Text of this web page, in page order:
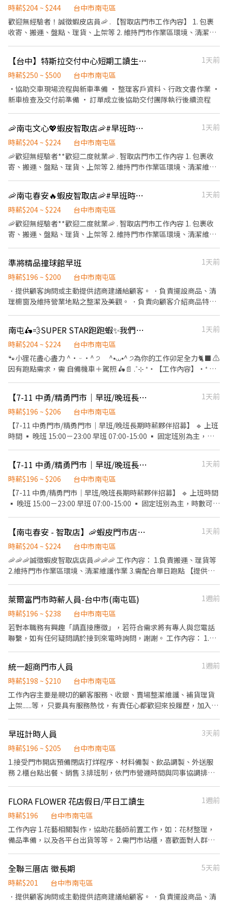
時薪$204 ~ $244
台中市南屯區
歡迎無經驗者！誠徵蝦皮店員🦐 . 【智取店門市工作內容】 1. 包裹
收寄、搬運、盤點、理貨、上架等 2. 維持門市作業區環境、清潔維
調整 5. 偶爾須配合鄰近有人店門市支援 . 【早班兼職】07:00-12:00
(早班彈性7:00-8:30間可到班~~ 下班時間也彈性延後) - 【晚班兼
職】17:30~18:30 至 22:30 以上需要選擇一個時段上✨ . 【薪資計
算】 💰早班時薪$196+$津貼=$204 / 💰晚班時薪$196+$津貼=$224 /
實習考核，皆有計薪 . 【休假制度】 排休制，兼職約一周排4-5天
(依照門市與個人可配合時段) . 📣快速應徵｜加賴 ID：@969playo
【台中】特斯拉交付中心短期工讀生/ 時薪$250起RFS 856
1天前
時薪$250 ~ $500
台中市南屯區
•協助交車現場流程與新車準備 • 整理客戶資料、行政文書作業 •
新車檢查及交付前準備 • 訂單成立後協助交付團隊執行後續流程
🦐南屯文心💖蝦皮智取店🦐#早班時薪 #晚班時薪 #完整教育訓練
1天前
時薪$204 ~ $224
台中市南屯區
🦐歡迎無經驗者**歡迎二度就業🦐 . 智取店門市工作內容 1. 包裹收
寄、搬運、盤點、理貨、上架等 2. 維持門市作業區環境、清潔維護
作門店會分在1-3間門市排班 (多數區域為2間以內) 4. 須配合蝦皮店
到店工作內容調整 5. 偶爾須配合鄰近有人店門市支援 . 班別 🟢早班
時間：07:00-12:00 🔺早班彈性7:00-8:30間可到班🔺 🟢晚班時間：
18:30-22:30 ▶早/晚/夜班下班時間也麻煩彈性延後，時間都有可能
$244/H (內含夜班額外津貼，視情況延長) ▶發薪日為隔月15號 ▶
只能薪轉本人帳戶，無法領現 ▶提供完整線上或實體教育訓練及實
體店面實習考核，皆有計薪 . 休假制度 排休制 (依照門市與個人可配
合時段) . 以下需跑的店點 主要門市🔽 南屯文心 - 智取店 台中市南屯
區文心南路46號1樓 跑點門市🔽 臺灣大道 - 智取店 台中市北區臺灣
大道一段630號1樓 台中三民 - 智取店 台中市南區三民西路247號1
樓 南屯龍富 - 智取店 台中市南屯區龍富十五路88號1樓 南屯黎明二
中市南屯區黎明路二段355號1樓 南屯五權西 - 智取店 台中市南屯區
五權西路二段708號1樓 南屯同心 - 智取店 台中市南屯區大墩五街
269號1樓 台中模範 - 智取店 台中市西區模範街11號1樓 台中大勇 -
智取店 台中市西區五權七街187號1樓 台中華美 - 智取店 台中市西
區華美街119號1樓
🦐南屯春安🔥蝦皮智取店🦐#早班時薪 #晚班時薪 #完整教育訓練
1天前
時薪$204 ~ $224
台中市南屯區
🦐歡迎無經驗者**歡迎二度就業🦐 . 智取店門市工作內容 1. 包裹收
寄、搬運、盤點、理貨、上架等 2. 維持門市作業區環境、清潔維護
作門店會分在1-3間門市排班 (多數區域為2間以內) 4. 須配合蝦皮店
到店工作內容調整 5. 偶爾須配合鄰近有人店門市支援 . 班別 🟢早班
時間：07:00-12:00 🔺早班彈性7:00-8:30間可到班🔺 🟢晚班時間：
17:30-22:30 ▶早/晚班下班時間也麻煩彈性延後，時間都有可能會
(內含夜班津貼） ▶發薪日為隔月15號 ▶只能薪轉本人帳戶，無法
領現 ▶提供完整線上或實體教育訓練及實體店面實習考核，皆有計
主要門市🔽 南屯春安 - 智取店 台中市南屯區春安二街38號1樓 跑點
門市 🔽 南屯龍富 - 智取店 台中市南屯區龍富十五路88號1樓 南屯黎
明二 - 智取店 台中市南屯區黎明路一段1095號1樓 南屯三和 - 智取
店 台中市南屯區黎明路二段355號1樓 南屯五權西 - 智取店 台中市
南屯區五權西路二段708號1樓 烏日新興 - 智取店 台中市烏日區新興
路311號1樓
準將精品撞球館早班
1天前
時薪$196 ~ $200
台中市南屯區
．提供顧客詢問或主動提供諮商建議給顧客。 ．負責擺設商品、清
理櫥窗及維持營業地點之整潔及美觀。 ．負責向顧客介紹商品特
形、盤點貨品存量及撰寫當日業務報表。南屯🛵💨SUPER STAR跑跑蝦✨我們一起跑起來📦🅢Ⓗ🅞Ⓟ🅔Ⓔ智取人員
1天前
時薪$204 ~ $224
台中市南屯區
🐾小狸花盡心盡力 ^• ᵕ •^ ੭ ^⦁⩊⦁^ ੭為你的工作卯足全力🐈‍⬛ ⚠️
因有跑點需求，需 自備機車＋駕照 🛵📄 .˚⊹ ⁺‧【工作內容】‧⁺ ⊹˚.
到店調整工作內容 🤝 支援鄰近有人店的門市運作 .˚⊹ ⁺‧【上班時
間】‧⁺ ⊹˚. ☀️ 早班：07:00～12:00、07:30～12:30、08:00～
13:00、08:30～13:30 🌙 晚班：17:30～22:30、17:30～23:30、
18:30～22:30、18:30～23:30 .˚⊹ ⁺‧【 休假制度】‧⁺ ⊹˚. 📌 採排
/H .˚⊹ ⁺‧【超級亮點】‧⁺ ⊹˚. ❤️ 合法合規：合法投保、合法給薪
🧡 推薦獎金：找朋友來上班也有錢拿 💛 線上訓練：上課也有薪水唷
們挺你 💜 族群友善：身份不設限，歡迎各種背景的你！ .˚⊹ ⁺‧【
工作地點】‧⁺ ⊹˚. 📍一個店點代表一個區域，會跑附近多家門市 南
屯春安 - 智取店 台中市南屯區春安二街38號 南屯文心 - 智取店 台中
市南屯區文心南路46號 ☝️ 點選【立即應徵】我會速度回覆你！ ✌️
截圖職缺」就能聯繫上～ 若想參考其他職缺，可以到我的
Threads，看更多更多的職缺喔♬ My Threads：tsaipei_ruby
https://reurl.cc/7b2vad 別害羞❌別害怕❌找工作聯繫我⭕
【7-11 中勇/精勇門市｜早班/晚班長期時薪夥伴招募】
1天前
時薪$196 ~ $206
台中市南屯區
【7-11 中勇門市/精勇門市｜早班/晚班長期時薪夥伴招募】 🔹 上班
時間 ▪ 晚班 15:00－23:00 早班 07:00-15:00 ▪ 固定班別為主，時
車2分鐘） 🔹 薪資與獎金制度 ▪ 時薪制：196 ～206元 ▪ 另設有多
項獎金制度： ▪ 工作激勵獎金 ▪ 營運配合獎金 ▪ 特別休假
發現金 ▪ 成熟度獎金（依個人績效與年資調整） 🔹 發薪制度 ▪
每月 10 號發薪 ▪ 中國信託薪資轉帳 🔹 工作內容 ▪ 協助門市營業
觀 ▪ 門市商品介紹與顧客服務 ▪ 配合行銷活動執行 ▪ 協助主管交
辦事項 ▪ 處理突發狀況與顧客反應、抱怨 🔹 休假制度 ▪ 每週上班
者 🔹 應徵條件 ▪ 出缺勤正常，不遲到、不臨時請假 ▪ 具備執行
力，願意配合團隊運作 ▪ 工作態度積極、認真、負責 🔹 獎金與成
長理念 ▪ 獎金制度會隨門市營運表現與個人績效同步提升 ▪ 門市
獲利提高，夥伴的獎金也會跟著提高 ▪ 我們相信：持續追求卓越，
門市就會越來越成功 ▪ 個人的付出不是一次性的，而是像 A 的 n 次
方一樣正向累積 ▪ 每一分投入，最終都會放大成為門市與個人的成
長成果 🔹 經營理念 ▪ 提供商品豐富、品質優良、衛生有保障的消
費環境 ▪ 以優質服務為核心，持續優化每一個工作細節 ▪ 我們相
信：唯有夥伴越來越好，門市才能走得更穩、更遠 🌟 誠摯歡迎願意
穩定上晚班、重視表現、希望長期成長的你加入我們的行列
【7-11 中勇/精勇門市｜早班/晚班長期時薪夥伴招募】（15-23時段）
1天前
時薪$196 ~ $206
台中市南屯區
【7-11 中勇/精勇門市｜早班/晚班長期時薪夥伴招募】 🔹 上班時間
▪ 晚班 15:00－23:00 早班 07:00-15:00 ▪ 固定班別為主，時數可依
起 ▪ 另設有多項獎金制度： ▪ 工作激勵獎金 ▪ 營運配合獎金
▪ 特別休假發現金 ▪ 成熟度獎金（依個人績效與年資調整）
🔹 發薪制度 ▪ 每月 10 號發薪 ▪ 中國信託薪資轉帳 🔹 工作內容 ▪
協助門市營業運作、業績、人事、進貨與銷售相關事務 ▪ 店舖日常
▪ 協助主管交辦事項 ▪ 處理突發狀況與顧客反應、抱怨 🔹 休假制
度 ▪ 每週上班 4～5 天 ▪ 每天 8 小時 ▪ 可彈性排班，適合學生或
需配合其他安排者 🔹 應徵條件 ▪ 出缺勤正常，不遲到、不臨時請
假 ▪ 具備執行力，願意配合團隊運作 ▪ 工作態度積極、認真、負
責 🔹 獎金與成長理念 ▪ 獎金制度會隨門市營運表現與個人績效同
步提升 ▪ 門市獲利提高，夥伴的獎金也會跟著提高 ▪ 我們相信：
持續追求卓越，門市就會越來越成功 ▪ 個人的付出不是一次性的，
門市與個人的成長成果 🔹 經營理念 ▪ 提供商品豐富、品質優良、
衛生有保障的消費環境 ▪ 以優質服務為核心，持續優化每一個工作
細節 ▪ 我們相信：唯有夥伴越來越好，門市才能走得更穩、更遠 🌟
誠摯歡迎願意穩定上晚班、重視表現、希望長期成長的你加入我們
的行列
【南屯春安 - 智取店】🦐蝦皮門市店員✨ #薪資高 #快速上工 #完整職訓
1天前
時薪$204 ~ $224
台中市南屯區
🦐🦐🦐誠徵蝦皮智取店店員🦐🦐🦐 工作內容： 1.負責搬運、理貨等
2.維持門市作業區環境、清潔維護作業 3.需配合單日跑點 【提供完
($244)✨ （詳細上班時間如下） ＝＝＝＝＝＝＝＝＝＝＝＝＝＝＝
＝＝＝＝ 早班時薪：07:00-12:00（可彈性調整"上班時間"最晚從
08:30開始，預計排班3-5小時） 晚班時薪：18:30-22:30 夜班時
薪：23:30-03:30 (一週排班約3～4天)
萊爾富門市時薪人員-台中市(南屯區)
1週前
時薪$196 ~ $238
台中市南屯區
若對本職務有興趣「請直接應徵」，若符合需求將有專人與您電話
聯繫，如有任何疑問請於接到來電時詢問，謝謝。 工作內容： 1.協
設備與環境清潔以維護商店形象 5.其他店長、副店長交辦事項 排班
制，各班時段： 早班：07:00~15:00 中班：15:00~23:00 夜班：
23:00~07:00 (可能依當區需求，支援其他門市) 歡迎對便利商店之工
作有興趣者， 願接受店舖基礎訓練，未來依表現、績效能力可培訓
統一超商門市人員
1週前
時薪$198 ~ $210
台中市南屯區
工作內容主要是親切的顧客服務、收銀、賣場整潔維護、補貨理貨
上架......等， 只要具有服務熱忱，有責任心都歡迎來投履歷，加入我
早班計時人員
3天前
時薪$196 ~ $205
台中市南屯區
1.接受門市開店預備閉店打烊程序、材料備製、飲品調製、外送服
務 2.櫃台點出餐、銷售 3.排班制，依門市營運時間與同事協調排班
FLORA FLOWER 花店假日/平日工讀生
1週前
時薪$196
台中市南屯區
工作內容 1.花藝相關製作，協助花藝師前置工作，如：花材整理，
備品準備，以及各平台出貨等等。 2.需門市站櫃，喜歡面對人群，
工作態度，可與團隊溝通，強大抗壓性、有責任心、配合公司運
作。 6.其他主管交辦事項
全聯三厝店 徵長期
5天前
時薪$201
台中市南屯區
．提供顧客詢問或主動提供諮商建議給顧客。 ．負責擺設商品、清